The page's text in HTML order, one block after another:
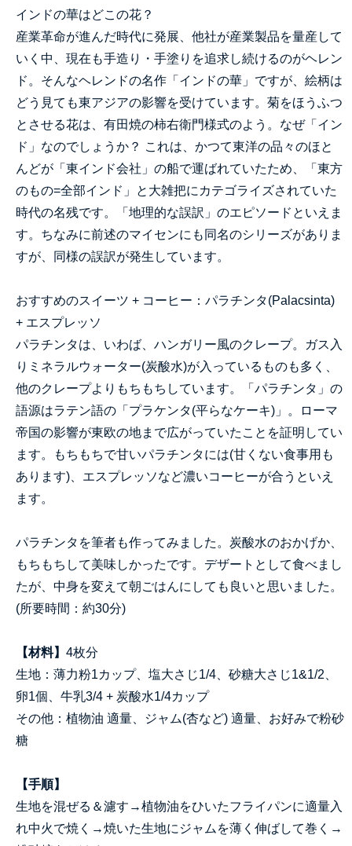
インドの華はどこの花？
産業革命が進んだ時代に発展、他社が産業製品を量産して
いく中、現在も手造り・手塗りを追求し続けるのがヘレン
ド。そんなヘレンドの名作「インドの華」ですが、絵柄は
どう見ても東アジアの影響を受けています。菊をほうふつ
とさせる花は、有田焼の柿右衛門様式のよう。なぜ「イン
ド」なのでしょうか？ これは、かつて東洋の品々のほと
んどが「東インド会社」の船で運ばれていたため、「東方
のもの=全部インド」と大雑把にカテゴライズされていた
時代の名残です。「地理的な誤訳」のエピソードといえま
す。ちなみに前述のマイセンにも同名のシリーズがありま
すが、同様の誤訳が発生しています。
おすすめのスイーツ + コーヒー：パラチンタ(Palacsinta)
+ エスプレッソ
パラチンタは、いわば、ハンガリー風のクレープ。ガス入
りミネラルウォーター(炭酸水)が入っているものも多く、
他のクレープよりもちもちしています。「パラチンタ」の
語源はラテン語の「プラケンタ(平らなケーキ)」。ローマ
帝国の影響が東欧の地まで広がっていたことを証明してい
ます。もちもちで甘いパラチンタには(甘くない食事用も
あります)、エスプレッソなど濃いコーヒーが合うといえ
ます。
パラチンタを筆者も作ってみました。炭酸水のおかげか、
もちもちして美味しかったです。デザートとして食べまし
たが、中身を変えて朝ごはんにしても良いと思いました。
(所要時間：約30分)
【材料】 4枚分
生地：薄力粉1カップ、塩大さじ1/4、砂糖大さじ1&1/2、
卵1個、牛乳3/4 + 炭酸水1/4カップ
その他：植物油 適量、ジャム(杏など) 適量、お好みで粉砂
糖
【手順】
生地を混ぜる＆濾す→植物油をひいたフライパンに適量入
れ中火で焼く→焼いた生地にジャムを薄く伸ばして巻く→